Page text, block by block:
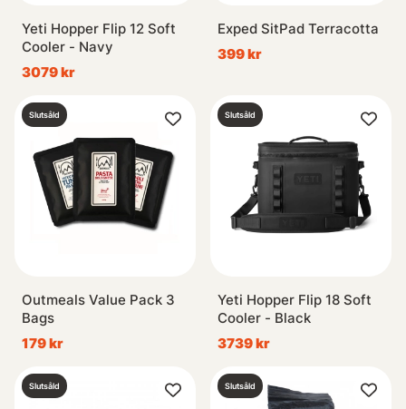
Yeti Hopper Flip 12 Soft
Cooler - Navy
3079 kr
Exped SitPad Terracotta
399 kr
Slutsåld
Outmeals Value Pack 3
Bags
179 kr
Slutsåld
Yeti Hopper Flip 18 Soft
Cooler - Black
3739 kr
Slutsåld Slutsåld